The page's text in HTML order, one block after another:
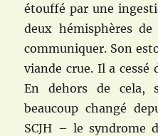
étouffé par une
deux hémisphères
communiquer. Son
viande crue. Il a
En dehors de cela,
beaucoup changé
SCJH – le syndrome